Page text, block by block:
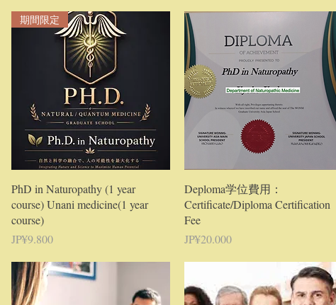
Tampilan Cepat
期間限定
PhD in Naturopathy (1 year
course) Unani medicine(1 year
course)
Harga
JP¥9.800
Tampilan Cepat
Deploma学位費用：
Certificate/Diploma Certification
Fee
Harga
JP¥20.000